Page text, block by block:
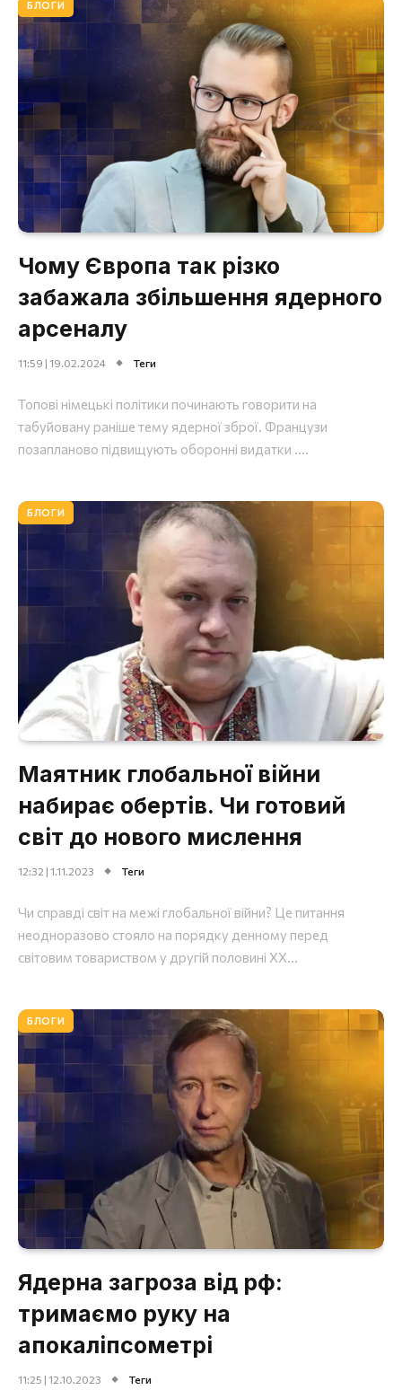
БЛОГИ
Чому Європа так різко
забажала збільшення ядерного
арсеналу
11:59 | 19.02.2024 Теги
Топові німецькі політики починають говорити на
табуйовану раніше тему ядерної зброї. Французи
позапланово підвищують оборонні видатки ....
БЛОГИ
Маятник глобальної війни
набирає обертів. Чи готовий
світ до нового мислення
12:32 | 1.11.2023 Теги
Чи справді світ на межі глобальної війни? Це питання
неодноразово стояло на порядку денному перед
світовим товариством у другій половині ХХ...
БЛОГИ
Ядерна загроза від рф:
тримаємо руку на
апокаліпсометрі
11:25 | 12.10.2023 Теги